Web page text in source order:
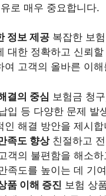
로 매우 중요합니다.
정보 제공 복잡한 보
대한 정확하고 신뢰
여 고객의 올바른 이
결의 중심 보험금 청
입 등 다양한 문제 발
인 해결 방안을 제시합
족도 향상친절하고
객의 불편함을 해소
족도를 높이는 데 기
품 이해 증진 보험 상